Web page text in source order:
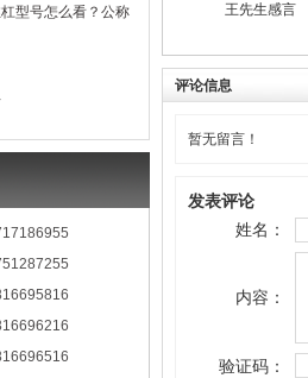
型号怎么看？公称
王先生感言
评论信息
暂无留言！
发表评论
姓名：
内容：
验证码：